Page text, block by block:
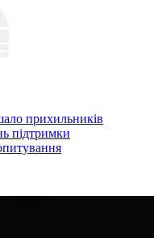
прихильників
підтримки